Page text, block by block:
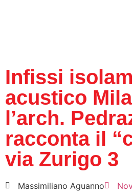
Infissi
acustico
l’arch.
racconta il
via Zurigo 3
Massimiliano Aguanno